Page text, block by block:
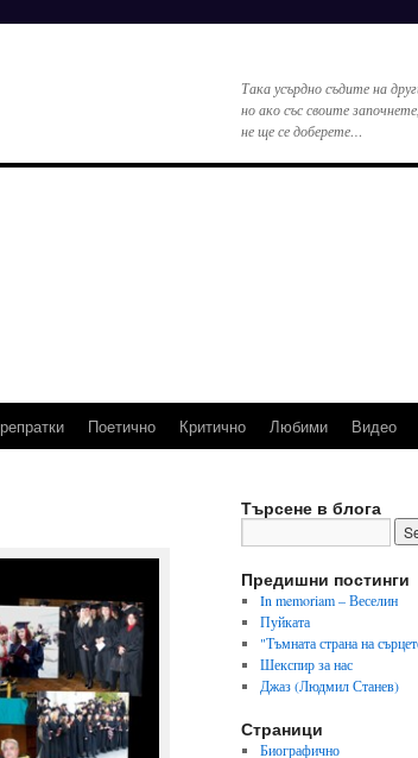
Така усърдно съдите на
но ако със своите
не ще се доберете…
Поетично Критично Любими Видео
Търсене в блога
Предишни постинги
In memoriam – Веселин
Пуйката
"Тъмната страна на
Шекспир за нас
Джаз (Людмил Станев)
Страници
Биографично